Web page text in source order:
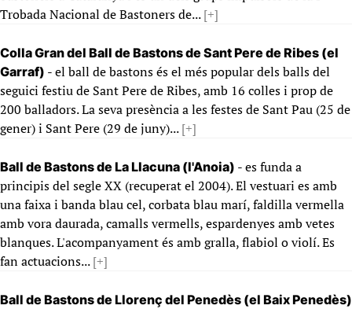
Trobada Nacional de Bastoners de...[+]
Colla Gran del Ball de Bastons de Sant Pere de Ribes (el
Garraf) - el ball de bastons és el més popular dels balls del
seguici festiu de Sant Pere de Ribes, amb 16 colles i prop de
200 balladors. La seva presència a les festes de Sant Pau (25 de
gener) i Sant Pere (29 de juny)...[+]
Ball de Bastons de La Llacuna (l'Anoia) - es funda a
principis del segle XX (recuperat el 2004). El vestuari es amb
una faixa i banda blau cel, corbata blau marí, faldilla vermella
amb vora daurada, camalls vermells, espardenyes amb vetes
blanques. L'acompanyament és amb gralla, flabiol o violí. Es
fan actuacions...[+]
Ball de Bastons de Llorenç del Penedès (el Baix Penedès)